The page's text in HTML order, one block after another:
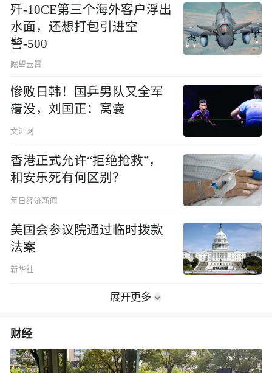
歼-10CE第三个海外客户浮出
水面，还想打包引进空
警-500
瞩望云霄
惨败日韩！国乒男队又全军
覆没，刘国正：窝囊
文汇网
香港正式允许“拒绝抢救”，
和安乐死有何区别？
每日经济新闻
美国会参议院通过临时拨款
法案
新华社
展开更多
财经